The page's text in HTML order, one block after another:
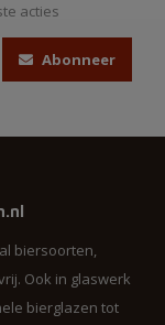
acties
Abonneer
biersoorten,
Ook in glaswerk
bierglazen tot